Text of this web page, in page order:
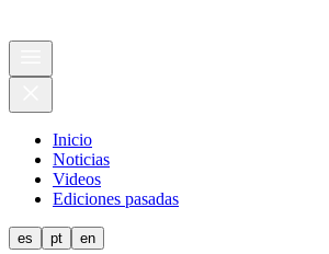
Inicio
Noticias
Videos
Ediciones pasadas
es pt en